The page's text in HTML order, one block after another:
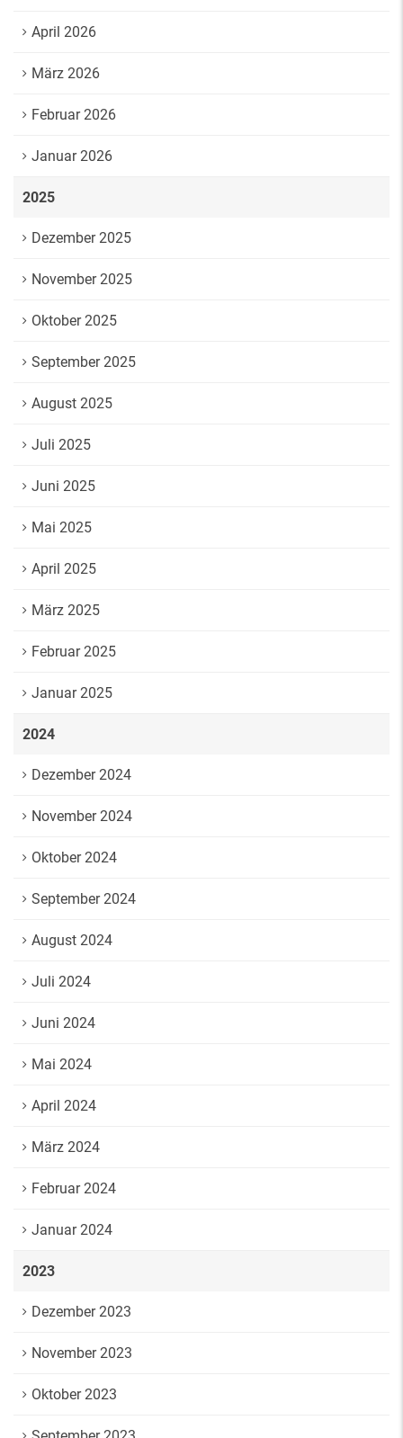
April 2026
März 2026
Februar 2026
Januar 2026
2025
Dezember 2025
November 2025
Oktober 2025
September 2025
August 2025
Juli 2025
Juni 2025
Mai 2025
April 2025
März 2025
Februar 2025
Januar 2025
2024
Dezember 2024
November 2024
Oktober 2024
September 2024
August 2024
Juli 2024
Juni 2024
Mai 2024
April 2024
März 2024
Februar 2024
Januar 2024
2023
Dezember 2023
November 2023
Oktober 2023